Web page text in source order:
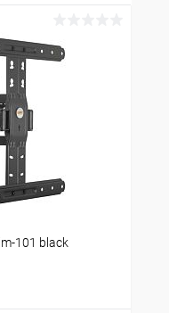
101 black